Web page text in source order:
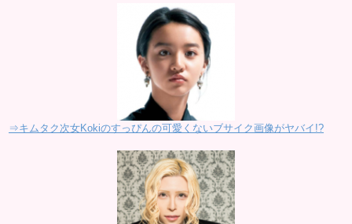
⇒キムタク次女Kokiのすっぴんの可愛くないブサイク画像がヤバイ!?